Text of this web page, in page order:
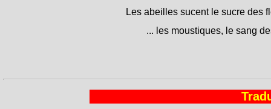
Les abeilles sucent le sucre des
... les moustiques, le sang